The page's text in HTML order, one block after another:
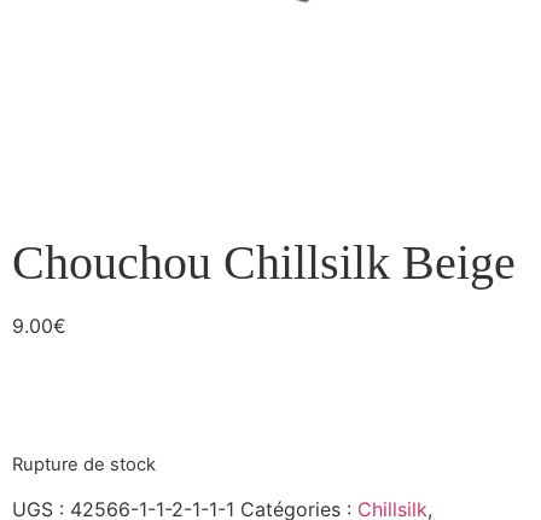
Chouchou Chillsilk Beige
9.00€
Rupture de stock
UGS : 42566-1-1-2-1-1-1 Catégories : Chillsilk,